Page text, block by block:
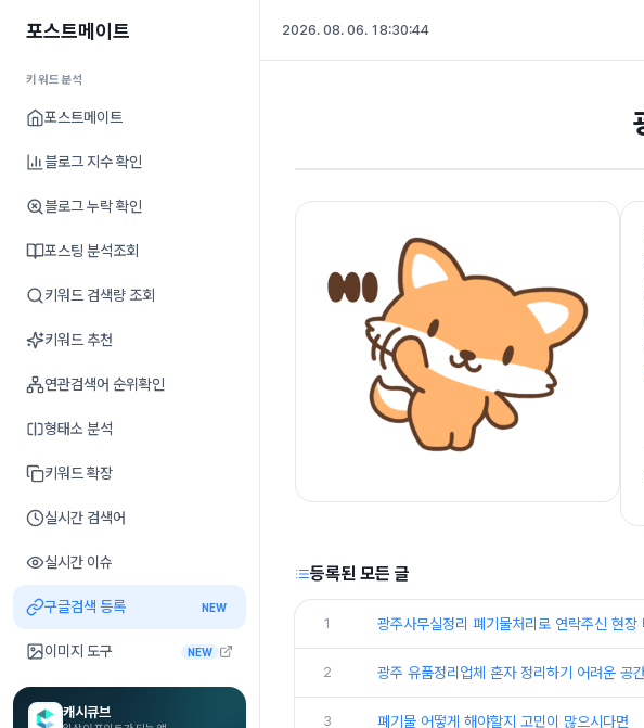
포스트메이트
키워드분석
포스트메이트
블로그 지수 확인
블로그 누락 확인
포스팅 분석조회
키워드 검색량 조회
키워드 추천
연관검색어 순위확인
형태소 분석
키워드 확장
실시간 검색어
실시간 이슈
구글검색 등록 NEW
이미지 도구 NEW
캐시큐브
2026. 08. 06. 18:30:44
등록된 모든 글
1 광주사무실정리 폐기물처리로 연락주신 현장
2 광주 유품정리업체 혼자 정리하기 어려운 공
3 폐기물 어떻게 해야할지 고민이 많으시다면